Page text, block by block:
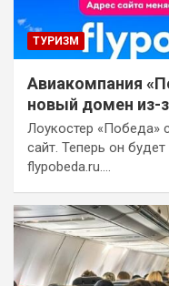
ТУРИЗМ
Авиакомпания
новый домен из-
Лоукостер «Победа»
сайт. Теперь он
flypobeda.ru.…